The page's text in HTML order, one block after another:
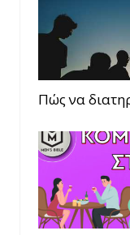
Πώς να